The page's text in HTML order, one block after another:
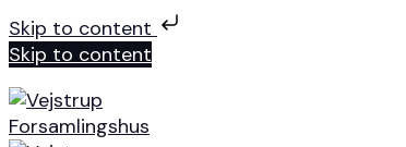
Skip to content
Skip to content